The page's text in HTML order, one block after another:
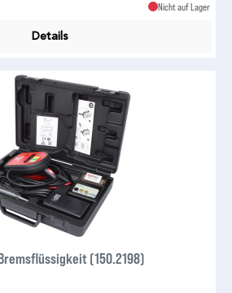
Nicht auf Lager
Details
(150.2198)